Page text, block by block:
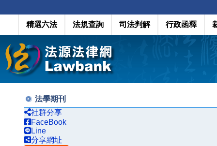
精選六法 法規查詢 司法判解 行政函釋
法學期刊
社群分享
FaceBook
Line
分享網址